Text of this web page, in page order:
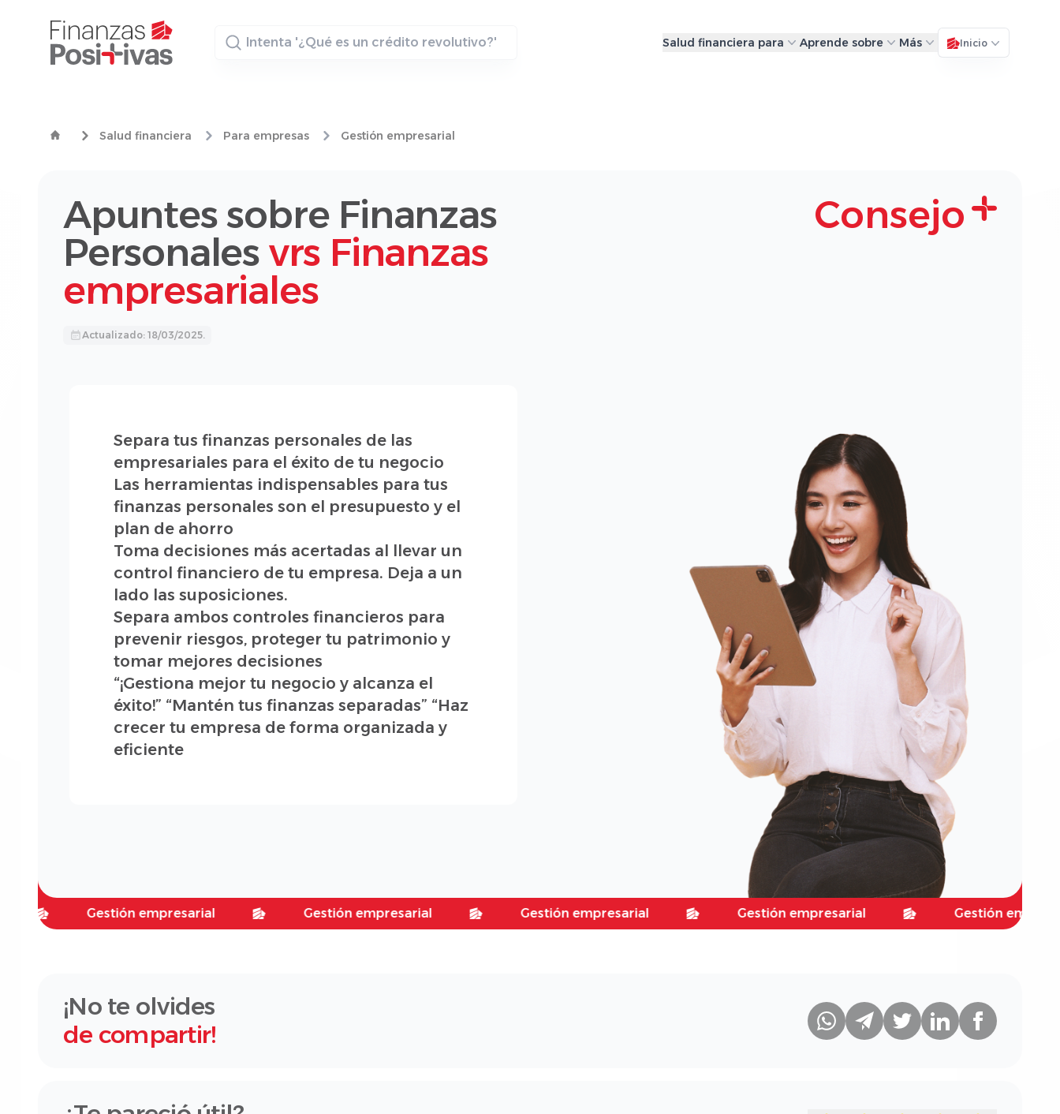
Buscador
Salud financiera para Aprende sobre Más Inicio
Salud financiera Para empresas Gestión empresarial
Apuntes sobre Finanzas
Personales vrs Finanzas
empresariales
Actualizado: 18/03/2025.
Consejo
Separa tus finanzas personales de las
empresariales para el éxito de tu negocio
Las herramientas indispensables para tus
finanzas personales son el presupuesto y el
plan de ahorro
Toma decisiones más acertadas al llevar un
control financiero de tu empresa. Deja a un
lado las suposiciones.
Separa ambos controles financieros para
prevenir riesgos, proteger tu patrimonio y
tomar mejores decisiones
“¡Gestiona mejor tu negocio y alcanza el
éxito!” “Mantén tus finanzas separadas” “Haz
crecer tu empresa de forma organizada y
eficiente
Gestión empresarial Gestión empresarial Gestión empresarial Gestión empresarial Gestión empresarial
¡No te olvides
de compartir!